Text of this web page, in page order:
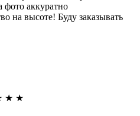
фото аккуратно
на высоте! Буду заказывать
★ ★